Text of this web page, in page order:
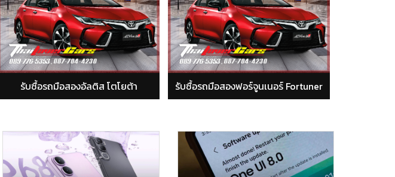
รับซื้อรถมือสองฟอร์จูนเนอร์ Fortuner รับซื้อรถมือสองกระบะวีโก้ โตโยต้า